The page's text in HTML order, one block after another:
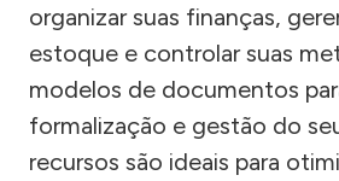
organizar suas finanças,
estoque e controlar suas
modelos de documentos
formalização e gestão do
recursos são ideais para